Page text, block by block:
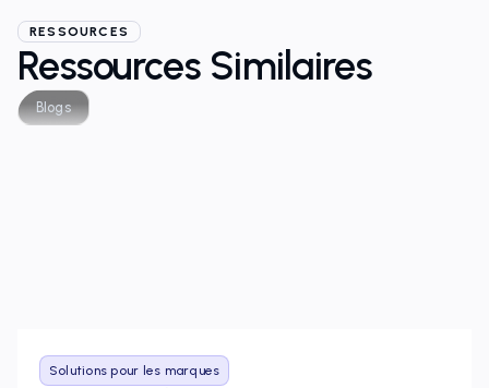
RESSOURCES
Ressources Similaires
Blogs
Solutions pour les marques